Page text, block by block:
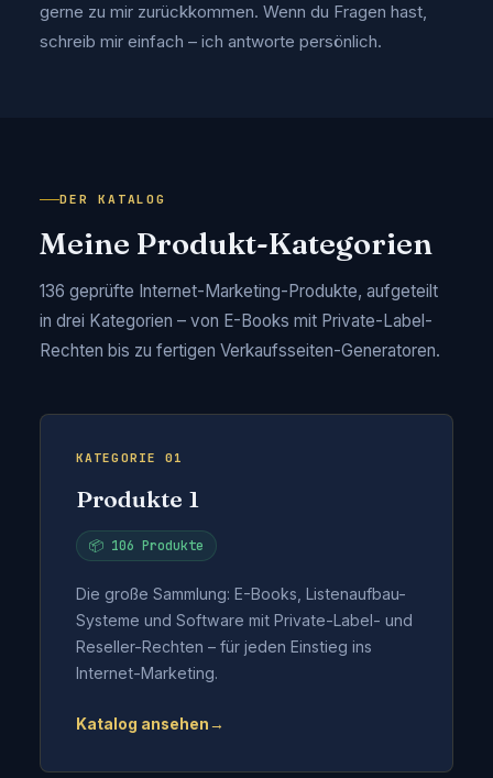
gerne zu mir zurückkommen. Wenn du Fragen hast,
schreib mir einfach – ich antworte persönlich.
DER KATALOG
Meine Produkt-Kategorien
136 geprüfte Internet-Marketing-Produkte, aufgeteilt
in drei Kategorien – von E-Books mit Private-Label-
Rechten bis zu fertigen Verkaufsseiten-Generatoren.
KATEGORIE 01
Produkte 1
📦 106 Produkte
Die große Sammlung: E-Books, Listenaufbau-
Systeme und Software mit Private-Label- und
Reseller-Rechten – für jeden Einstieg ins
Internet-Marketing.
Katalog ansehen→